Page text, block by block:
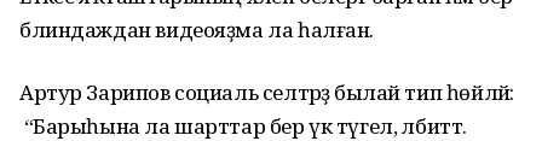
блиндаждан видеояҙма ла һалған.
Артур Зарипов социаль селтәрҙә былай тип һөйләй:
“Барыһына ла шарттар бер үк түгел, әлбиттә.